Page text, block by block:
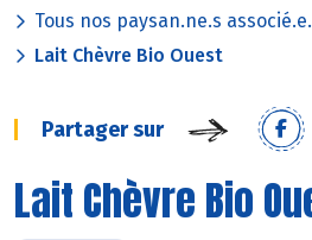
Tous nos paysan.ne.s
Lait Chèvre Bio Ouest
Partager sur
Lait Chèvre Bio